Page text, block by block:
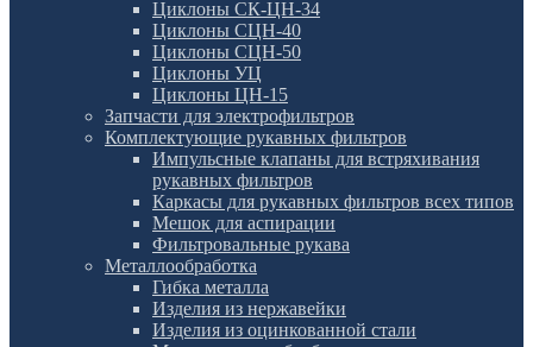
Циклоны СК-ЦН-34
Циклоны СЦН-40
Циклоны СЦН-50
Циклоны УЦ
Циклоны ЦН-15
Запчасти для электрофильтров
Комплектующие рукавных фильтров
Импульсные клапаны для встряхивания
рукавных фильтров
Каркасы для рукавных фильтров всех типов
Мешок для аспирации
Фильтровальные рукава
Металлообработка
Гибка металла
Изделия из нержавейки
Изделия из оцинкованной стали